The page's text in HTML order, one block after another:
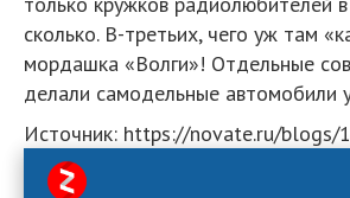
сколько. В-третьих, чего уж там
мордашка «Волги»! Отдельные
делали самодельные автомобили
Источник: https://novate.ru/